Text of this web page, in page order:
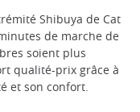
Shibuya de Cat
de marche de
soient plus
qualité-prix grâce à
et son confort.